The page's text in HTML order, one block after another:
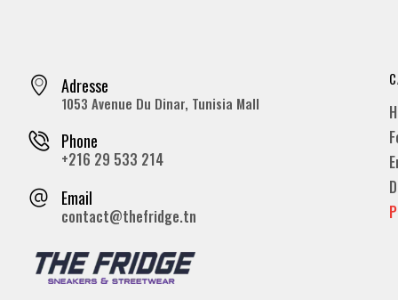
Adresse
1053 Avenue Du Dinar, Tunisia Mall
Phone
+216 29 533 214
Email
contact@thefridge.tn